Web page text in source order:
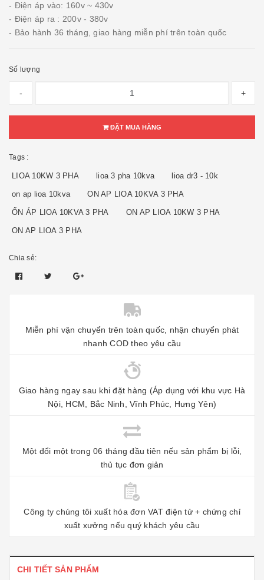
- Điện áp vào: 160v ~ 430v
- Điện áp ra : 200v - 380v
- Bảo hành 36 tháng, giao hàng miễn phí trên toàn quốc
Số lượng
- +
ĐẶT MUA HÀNG
Tags :
LIOA 10KW 3 PHA lioa 3 pha 10kva lioa dr3 - 10k
on ap lioa 10kva ON AP LIOA 10KVA 3 PHA
ỔN ÁP LIOA 10KVA 3 PHA ON AP LIOA 10KW 3 PHA
ON AP LIOA 3 PHA
Chia sẻ:
Miễn phí vận chuyển trên toàn quốc, nhận chuyển phát
nhanh COD theo yêu cầu
Giao hàng ngay sau khi đặt hàng (Áp dụng với khu vực Hà
Nội, HCM, Bắc Ninh, Vĩnh Phúc, Hưng Yên)
Một đổi một trong 06 tháng đầu tiên nếu sản phẩm bị lỗi,
thủ tục đơn giản
Công ty chúng tôi xuất hóa đơn VAT điện tử + chứng chỉ
xuất xưởng nếu quý khách yêu cầu
CHI TIẾT SẢN PHẨM